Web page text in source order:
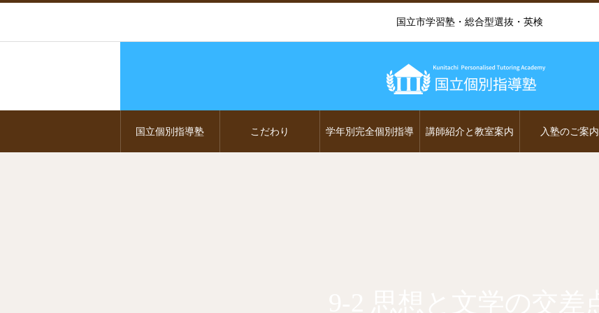
国立市学習塾・総合型選抜・英検
国立個別指導塾 こだわり 学年別完全個別指導 講師紹介と教室案内 入塾のご案内